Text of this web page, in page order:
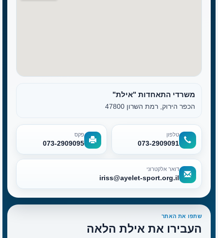
משרדי התאחדות "אילת"
הכפר הירוק, רמת השרון 47800
טלפון
073-2909091
פקס
073-2909095
דואר אלקטרוני
iriss@ayelet-sport.org.il
שתפו את האתר
העבירו את אילת הלאה